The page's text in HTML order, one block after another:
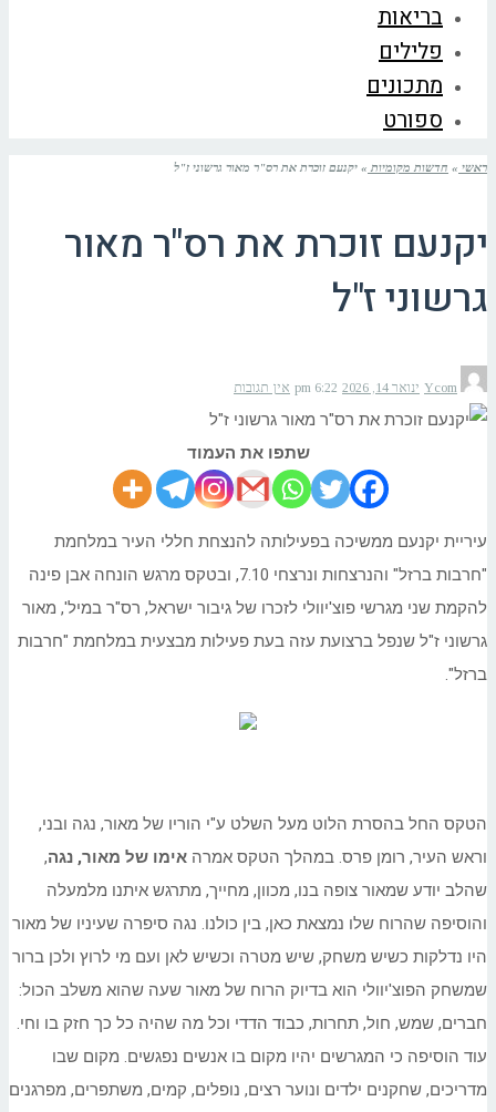
בריאות
פלילים
מתכונים
ספורט
ראשי » חדשות מקומיות » יקנעם זוכרת את רס"ר מאור גרשוני ז"ל
יקנעם זוכרת את רס"ר מאור
גרשוני ז"ל
Ycom ינואר 14, 2026 6:22 pm אין תגובות
שתפו את העמוד
עיריית יקנעם ממשיכה בפעילותה להנצחת חללי העיר במלחמת
"חרבות ברזל" והנרצחות ונרצחי 7.10, ובטקס מרגש הונחה אבן פינה
להקמת שני מגרשי פוצ'יוולי לזכרו של גיבור ישראל, רס"ר במיל', מאור
גרשוני ז"ל שנפל ברצועת עזה בעת פעילות מבצעית במלחמת "חרבות
ברזל".
הטקס החל בהסרת הלוט מעל השלט ע"י הוריו של מאור, נגה ובני,
וראש העיר, רומן פרס. במהלך הטקס אמרה אימו של מאור, נגה,
שהלב יודע שמאור צופה בנו, מכוון, מחייך, מתרגש איתנו מלמעלה
והוסיפה שהרוח שלו נמצאת כאן, בין כולנו. נגה סיפרה שעיניו של מאור
היו נדלקות כשיש משחק, שיש מטרה וכשיש לאן ועם מי לרוץ ולכן ברור
שמשחק הפוצ'יוולי הוא בדיוק הרוח של מאור שעה שהוא משלב הכול:
חברים, שמש, חול, תחרות, כבוד הדדי וכל מה שהיה כל כך חזק בו וחי.
עוד הוסיפה כי המגרשים יהיו מקום בו אנשים נפגשים. מקום שבו
מדריכים, שחקנים ילדים ונוער רצים, נופלים, קמים, משתפרים, מפרגנים